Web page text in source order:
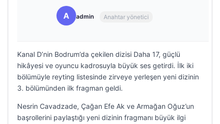
A admin Anahtar yönetici
Kanal D’nin Bodrum’da çekilen dizisi Daha 17, güçlü
hikâyesi ve oyuncu kadrosuyla büyük ses getirdi. İlk iki
bölümüyle reyting listesinde zirveye yerleşen yeni dizinin
3. bölümünden ilk fragman geldi.
Nesrin Cavadzade, Çağan Efe Ak ve Armağan Oğuz’un
başrollerini paylaştığı yeni dizinin fragmanı büyük ilgi